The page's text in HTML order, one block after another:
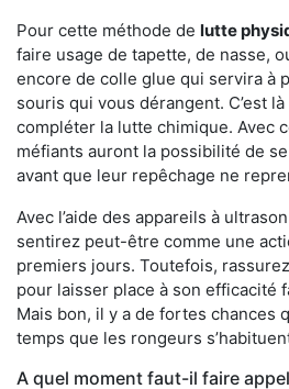
Pour cette méthode de lutte
faire usage de tapette, de nasse,
encore de colle glue qui servira à
souris qui vous dérangent. C’est
compléter la lutte chimique. Avec
méfiants auront la possibilité de
avant que leur repêchage ne
Avec l’aide des appareils à
sentirez peut-être comme une
premiers jours. Toutefois,
pour laisser place à son efficacité
Mais bon, il y a de fortes chances
temps que les rongeurs
A quel moment faut-il faire